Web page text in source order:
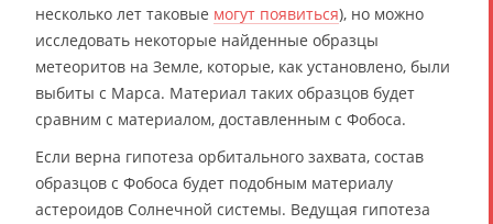
несколько лет таковые могут появиться), но можно
исследовать некоторые найденные образцы
метеоритов на Земле, которые, как установлено, были
выбиты с Марса. Материал таких образцов будет
сравним с материалом, доставленным с Фобоса.
Если верна гипотеза орбитального захвата, состав
образцов с Фобоса будет подобным материалу
астероидов Солнечной системы. Ведущая гипотеза